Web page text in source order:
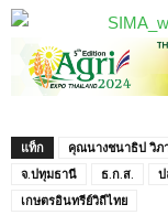
แท็ก คุณนางชนาธิป วิภ
จ.ปทุมธานี
ธ.ก.ส. ป
เกษตรอินทรีย์วิถีไทย